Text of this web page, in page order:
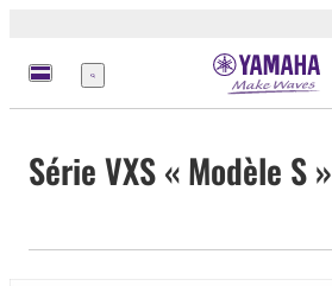
Menu
Série VXS « Modèle S »